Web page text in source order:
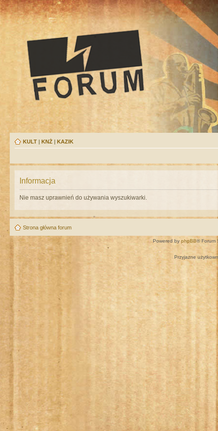
KULT | KNŻ | KAZIK
Informacja
Nie masz uprawnień do używania wyszukiwarki.
Strona główna forum
Powered by phpBB® Forum
Przyjazne